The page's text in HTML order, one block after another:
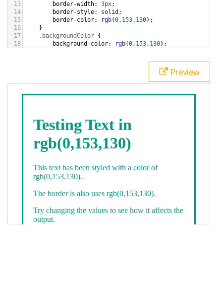
13
border-width: 3px;
14
border-style: solid ;
15
border-color: rgb(0, 153, 130);
16
}
17
.backgroundColor {
18
background-color: rgb(0, 153, 130);
bottom ,
white, rgb(0,153,130));
div class="textColor borderColor"
< h1>Testing Text in rgb(0,153,130)
Preview